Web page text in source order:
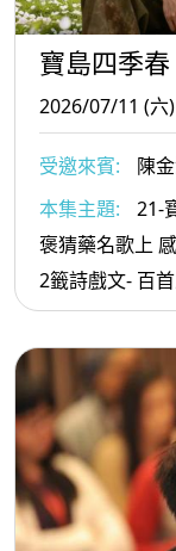
寶島四季春
2026/07/11 (六
受邀來賓:
陳
本集主題:
21-
褒猜藥名歌上
2籤詩戲文- 百